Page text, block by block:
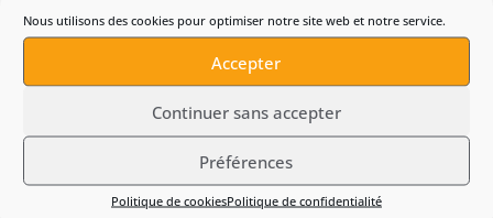
Nous utilisons des cookies pour optimiser notre site web et notre service.
Accepter
Continuer sans accepter
Préférences
Politique de cookiesPolitique de confidentialité
des performances
COMPATIBILITÉ &
CHARGE
Compatibilité chargeurs
Chargeurs Husqvarna 36 V
Fixation
Encliquetage rapide sur outil
CARACTÉRISTIQUES
PHYSIQUES